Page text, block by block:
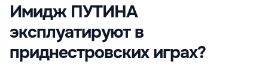
Имидж ПУТИНА
эксплуатируют в
приднестровских играх?